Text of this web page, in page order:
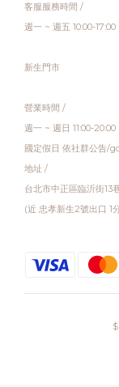
客服服務時間 /
週一 ~ 週五 10:00-17:00
新生門市
營業時間 /
週一 ~ 週日 11:00-20:00
國定假日 依社群公告/
地址 /
台北市中正區臨沂街13
(近 忠孝新生2號出口 1
$